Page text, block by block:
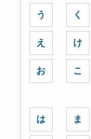
う
え
お
く
け
こ
は ま